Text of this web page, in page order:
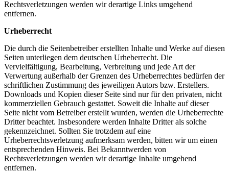
Rechtsverletzungen werden wir derartige Links umgehend
entfernen.
Urheberrecht
Die durch die Seitenbetreiber erstellten Inhalte und Werke auf diesen
Seiten unterliegen dem deutschen Urheberrecht. Die
Vervielfältigung, Bearbeitung, Verbreitung und jede Art der
Verwertung außerhalb der Grenzen des Urheberrechtes bedürfen der
schriftlichen Zustimmung des jeweiligen Autors bzw. Erstellers.
Downloads und Kopien dieser Seite sind nur für den privaten, nicht
kommerziellen Gebrauch gestattet. Soweit die Inhalte auf dieser
Seite nicht vom Betreiber erstellt wurden, werden die Urheberrechte
Dritter beachtet. Insbesondere werden Inhalte Dritter als solche
gekennzeichnet. Sollten Sie trotzdem auf eine
Urheberrechtsverletzung aufmerksam werden, bitten wir um einen
entsprechenden Hinweis. Bei Bekanntwerden von
Rechtsverletzungen werden wir derartige Inhalte umgehend
entfernen.